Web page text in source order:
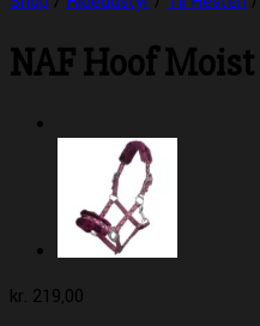
NAF Hoof Moist
kr. 219,00